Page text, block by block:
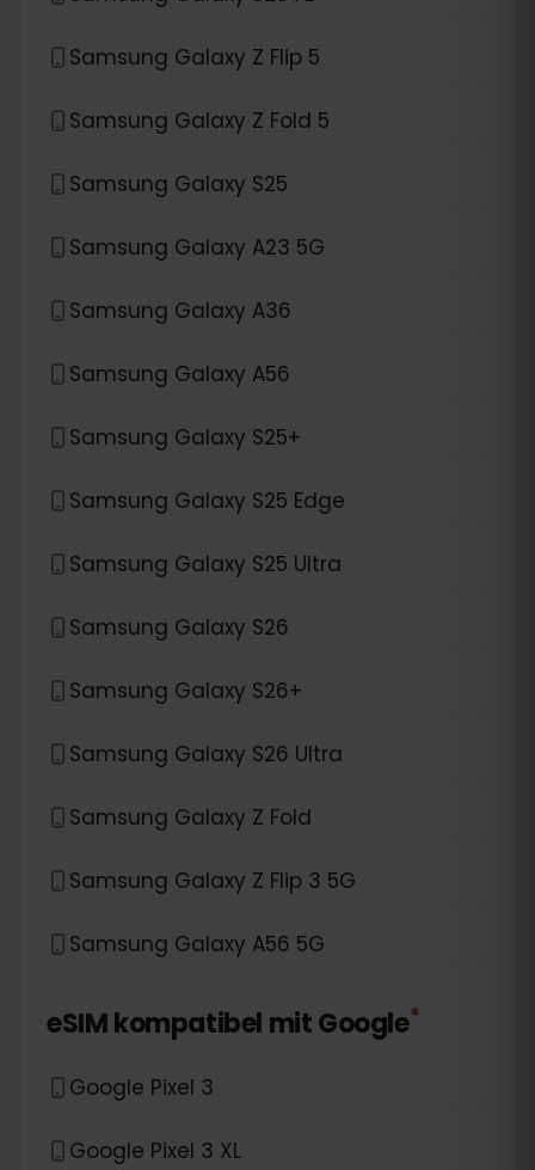
Samsung Galaxy Z Flip 5
Samsung Galaxy Z Fold 5
Samsung Galaxy S25
Samsung Galaxy A23 5G
Samsung Galaxy A36
Samsung Galaxy A56
Samsung Galaxy S25+
Samsung Galaxy S25 Edge
Samsung Galaxy S25 Ultra
Samsung Galaxy S26
Samsung Galaxy S26+
Samsung Galaxy S26 Ultra
Samsung Galaxy Z Fold
Samsung Galaxy Z Flip 3 5G
Samsung Galaxy A56 5G
eSIM kompatibel mitGoogle*
Google Pixel 3
Google Pixel 3 XL